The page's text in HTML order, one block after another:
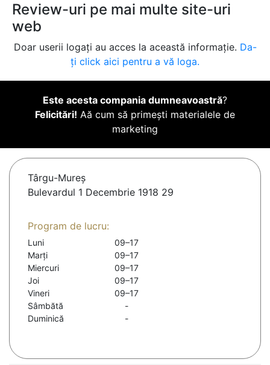
Review-uri pe mai multe site-uri
web
Doar userii logați au acces la această informație. Da-
ți click aici pentru a vă loga.
Este acesta compania dumneavoastră?
Felicitări! Aă cum să primești materialele de
marketing
Târgu-Mureş
Bulevardul 1 Decembrie 1918 29
Program de lucru:
Luni
09–17
Marți
09–17
Miercuri
09–17
Joi
09–17
Vineri
09–17
Sâmbătă
-
Duminică
-